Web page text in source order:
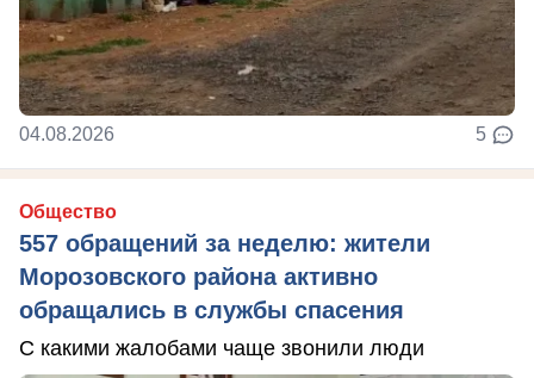
04.08.2026 5
Общество
557 обращений за неделю: жители
Морозовского района активно
обращались в службы спасения
С какими жалобами чаще звонили люди